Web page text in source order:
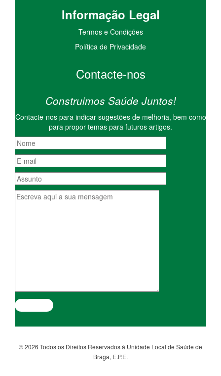
Informação Legal
Termos e Condições
Política de Privacidade
Contacte-nos
Construimos Saúde Juntos!
Contacte-nos para indicar sugestões de melhoria, bem como
para propor temas para futuros artigos.
© 2026 Todos os Direitos Reservados à Unidade Local de Saúde de
Braga, E.P.E.